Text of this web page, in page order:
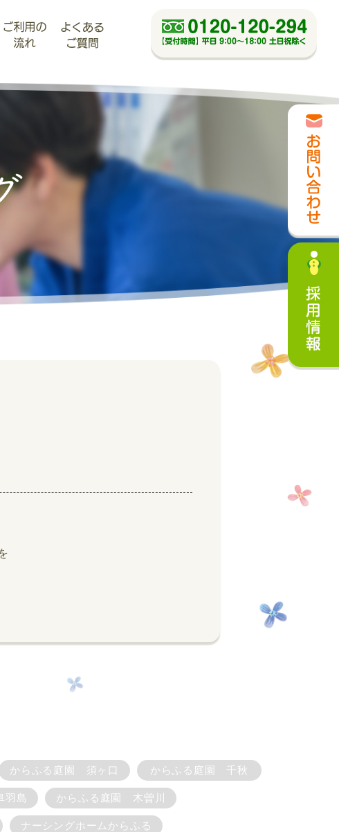
からふる庭園 須ヶ口 からふる庭園 千秋
羽島 からふる庭園 木曽川
ナーシングホームからふる